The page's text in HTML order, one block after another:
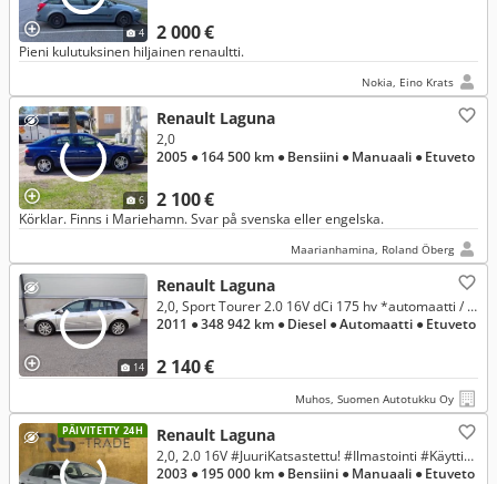
4 2 000 €
Pieni kulutuksinen hiljainen renaultti.
Nokia, Eino Krats
6
Renault Laguna
2 100 €
2,0
2005 ● 164 500 km ● Bensiini ● Manuaali ● Etuveto
Körklar. Finns i Mariehamn. Svar på svenska eller engelska.
Maarianhamina, Roland Öberg
14
Renault Laguna
2 140 €
2,0, Sport Tourer 2.0 16V dCi 175 hv *automaatti / Vetokoukku / Vaihto / Rahoitus / Alk. 69 € kk / 0 € käsirahalla /
2011 ● 348 942 km ● Diesel ● Automaatti ● Etuveto
Muhos, Suomen Autotukku Oy
PÄIVITETTY 24H Renault Laguna
2,0, 2.0 16V #JuuriKatsastettu! #Ilmastointi #Käyttis! #Penkinlämmittimet #Lohkolämmitin
2003 ● 195 000 km ● Bensiini ● Manuaali ● Etuveto